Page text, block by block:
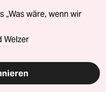
„Was wäre, wenn wir
Welzer